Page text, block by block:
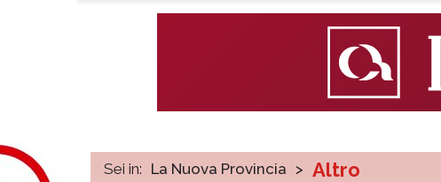
Sei in: La Nuova Provincia > Altro